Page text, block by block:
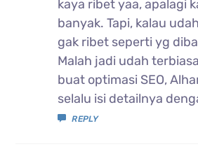
kaya ribet yaa, apalagi
banyak. Tapi, kalau
gak ribet seperti yg
Malah jadi udah
buat optimasi SEO,
selalu isi detailnya
REPLY